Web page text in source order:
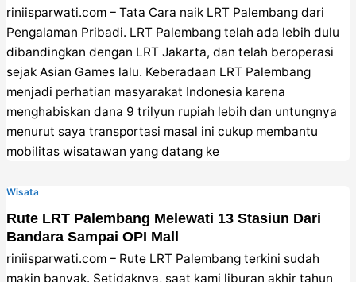
riniisparwati.com – Tata Cara naik LRT Palembang dari
Pengalaman Pribadi. LRT Palembang telah ada lebih dulu
dibandingkan dengan LRT Jakarta, dan telah beroperasi
sejak Asian Games lalu. Keberadaan LRT Palembang
menjadi perhatian masyarakat Indonesia karena
menghabiskan dana 9 trilyun rupiah lebih dan untungnya
menurut saya transportasi masal ini cukup membantu
mobilitas wisatawan yang datang ke
Wisata
Rute LRT Palembang Melewati 13 Stasiun Dari
Bandara Sampai OPI Mall
riniisparwati.com – Rute LRT Palembang terkini sudah
makin banyak. Setidaknya, saat kami liburan akhir tahun